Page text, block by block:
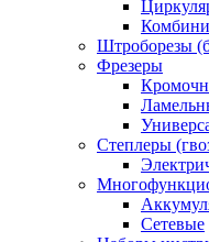
Штроборезы
Фрезеры
Степлеры
Сетевые